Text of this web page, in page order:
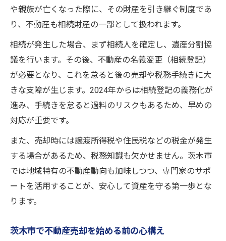
不動産売却でありがちな相続トラブルの対
策
茨木市の相続手続きで注意すべきポイント
不動産売却に伴う相続書類準備のコツ
家族間の争いを防ぐ不動産売却相続術
相続と不動産売却を円滑にするサポート活
用
家族の合意形成が重要な資産売却の実践法
不動産売却で家族の合意を得る進め方
相続不動産売却と家族協議のポイント
家族全員納得の不動産売却実践法とは
資産売却で合意形成を図るための工夫
策
や親族が亡くなった際に、その財産を引き継ぐ制度であ
り、不動産も相続財産の一部として扱われます。
相続が発生した場合、まず相続人を確定し、遺産分割協
議を行います。その後、不動産の名義変更（相続登記）
が必要となり、これを怠ると後の売却や税務手続きに大
きな支障が生じます。2024年からは相続登記の義務化が
進み、手続きを怠ると過料のリスクもあるため、早めの
対応が重要です。
また、売却時には譲渡所得税や住民税などの税金が発生
する場合があるため、税務知識も欠かせません。茨木市
では地域特有の不動産動向も加味しつつ、専門家のサポ
ートを活用することが、安心して資産を守る第一歩とな
ります。
茨木市で不動産売却を始める前の心構え